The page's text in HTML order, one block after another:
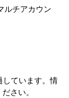
ルチアカウン
しています。情
さい。